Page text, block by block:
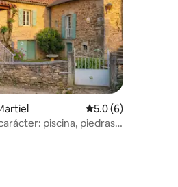
5; 76 evaluaciones
Calificación
5.0 (6)
piscina, piedras y